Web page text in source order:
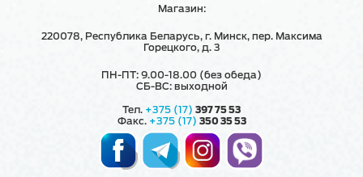
Магазин:
220078, Республика Беларусь, г. Минск, пер. Максима
Горецкого, д. 3
ПН-ПТ: 9.00-18.00 (без обеда)
СБ-ВС: выходной
Тел. +375 (17) 397 75 53
Факс. +375 (17) 350 35 53